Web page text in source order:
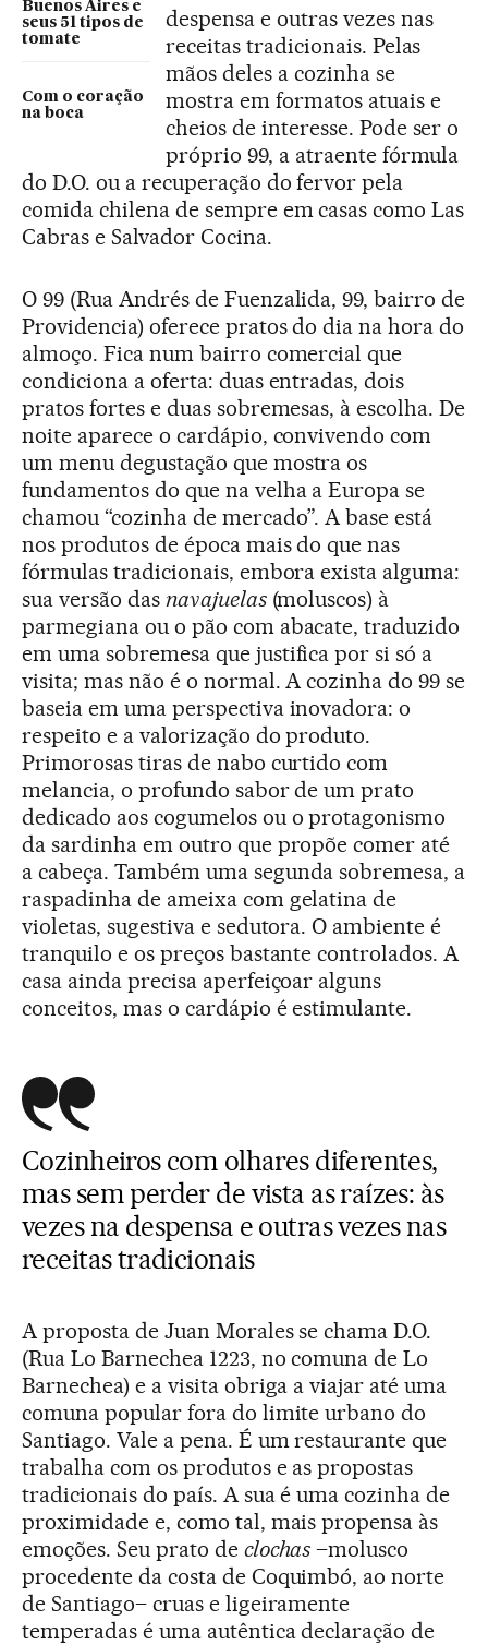
Buenos Aires e
seus 51 tipos de
tomate
Com o coração
na boca
despensa e outras vezes nas
receitas tradicionais. Pelas
mãos deles a cozinha se
mostra em formatos atuais e
cheios de interesse. Pode ser o
próprio 99, a atraente fórmula
do D.O. ou a recuperação do fervor pela
comida chilena de sempre em casas como Las
Cabras e Salvador Cocina.
O 99 (Rua Andrés de Fuenzalida, 99, bairro de
Providencia) oferece pratos do dia na hora do
almoço. Fica num bairro comercial que
condiciona a oferta: duas entradas, dois
pratos fortes e duas sobremesas, à escolha. De
noite aparece o cardápio, convivendo com
um menu degustação que mostra os
fundamentos do que na velha a Europa se
chamou “cozinha de mercado”. A base está
nos produtos de época mais do que nas
fórmulas tradicionais, embora exista alguma:
sua versão das navajuelas(moluscos) à
parmegiana ou o pão com abacate, traduzido
em uma sobremesa que justifica por si só a
visita; mas não é o normal. A cozinha do 99 se
baseia em uma perspectiva inovadora: o
respeito e a valorização do produto.
Primorosas tiras de nabo curtido com
melancia, o profundo sabor de um prato
dedicado aos cogumelos ou o protagonismo
da sardinha em outro que propõe comer até
a cabeça. Também uma segunda sobremesa, a
raspadinha de ameixa com gelatina de
violetas, sugestiva e sedutora. O ambiente é
tranquilo e os preços bastante controlados. A
casa ainda precisa aperfeiçoar alguns
conceitos, mas o cardápio é estimulante.
Cozinheiros com olhares diferentes,
mas sem perder de vista as raízes: às
vezes na despensa e outras vezes nas
receitas tradicionais
A proposta de Juan Morales se chama D.O.
(Rua Lo Barnechea 1223, no comuna de Lo
Barnechea) e a visita obriga a viajar até uma
comuna popular fora do limite urbano do
Santiago. Vale a pena. É um restaurante que
trabalha com os produtos e as propostas
tradicionais do país. A sua é uma cozinha de
proximidade e, como tal, mais propensa às
emoções. Seu prato de clochas –molusco
procedente da costa de Coquimbó, ao norte
de Santiago– cruas e ligeiramente
temperadas é uma autêntica declaração de